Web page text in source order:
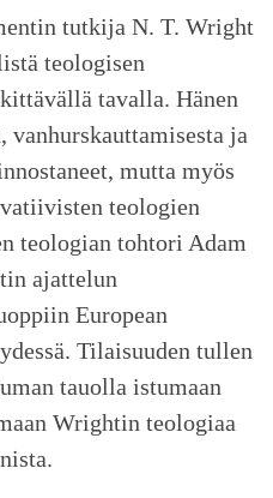
tutkija N. T. Wright
teologisen
tavalla. Hänen
vanhurskauttamisesta ja
mutta myös
teologien
teologian tohtori Adam
ajattelun
European
Tilaisuuden tullen
tauolla istumaan
Wrightin teologiaa